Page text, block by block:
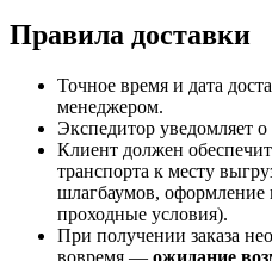
Правила доставки
Точное время и дата
менеджером.
Экспедитор уведомляет
Клиент должен
транспорта к месту
шлагбаумов, оформление
проходные условия).
При получении заказа
вовремя — ожидание